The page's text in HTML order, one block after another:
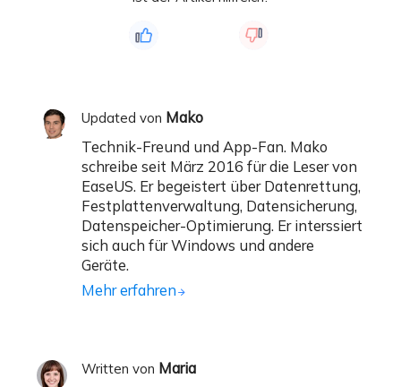
Updated von Mako
Technik-Freund und App-Fan. Mako
schreibe seit März 2016 für die Leser von
EaseUS. Er begeistert über Datenrettung,
Festplattenverwaltung, Datensicherung,
Datenspeicher-Optimierung. Er interssiert
sich auch für Windows und andere
Geräte.
Mehr erfahren
Written von Maria